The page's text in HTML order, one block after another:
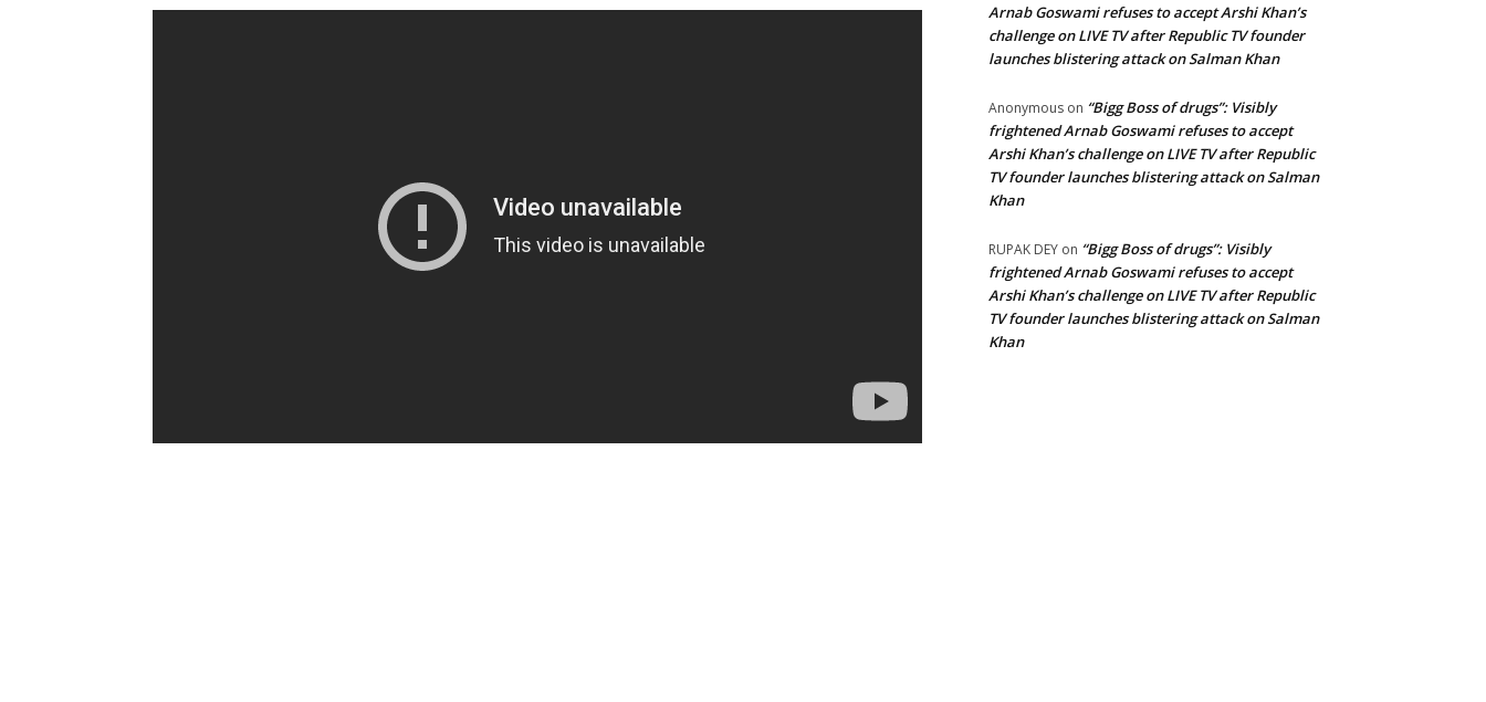
Arnab Goswami refuses to accept Arshi Khan’s
challenge on LIVE TV after Republic TV founder
launches blistering attack on Salman Khan
Anonymous on “Bigg Boss of drugs”: Visibly
frightened Arnab Goswami refuses to accept
Arshi Khan’s challenge on LIVE TV after Republic
TV founder launches blistering attack on Salman
Khan
RUPAK DEY on “Bigg Boss of drugs”: Visibly
frightened Arnab Goswami refuses to accept
Arshi Khan’s challenge on LIVE TV after Republic
TV founder launches blistering attack on Salman
Khan